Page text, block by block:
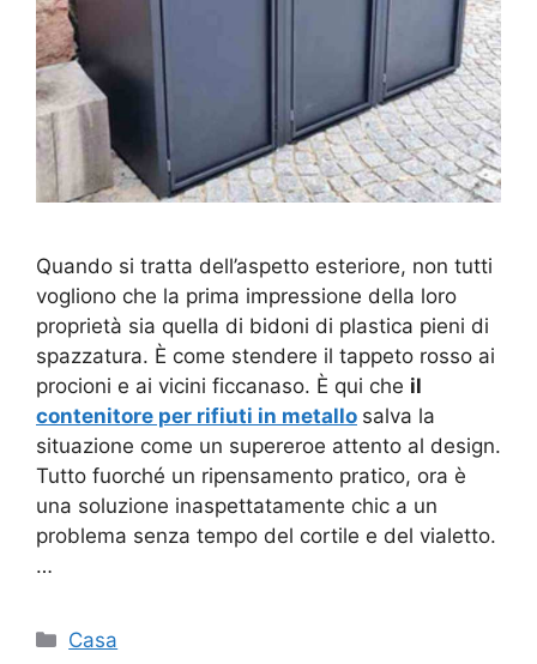
Quando si tratta dell’aspetto esteriore, non tutti
vogliono che la prima impressione della loro
proprietà sia quella di bidoni di plastica pieni di
spazzatura. È come stendere il tappeto rosso ai
procioni e ai vicini ficcanaso. È qui che il
contenitore per rifiuti in metallo salva la
situazione come un supereroe attento al design.
Tutto fuorché un ripensamento pratico, ora è
una soluzione inaspettatamente chic a un
problema senza tempo del cortile e del vialetto.
…
Categorie
Casa